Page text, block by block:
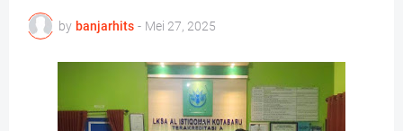
by banjarhits - Mei 27, 2025